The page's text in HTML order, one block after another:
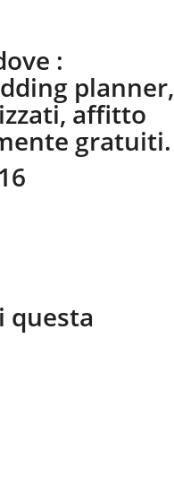
:
planner,
affitto
gratuiti.
questa